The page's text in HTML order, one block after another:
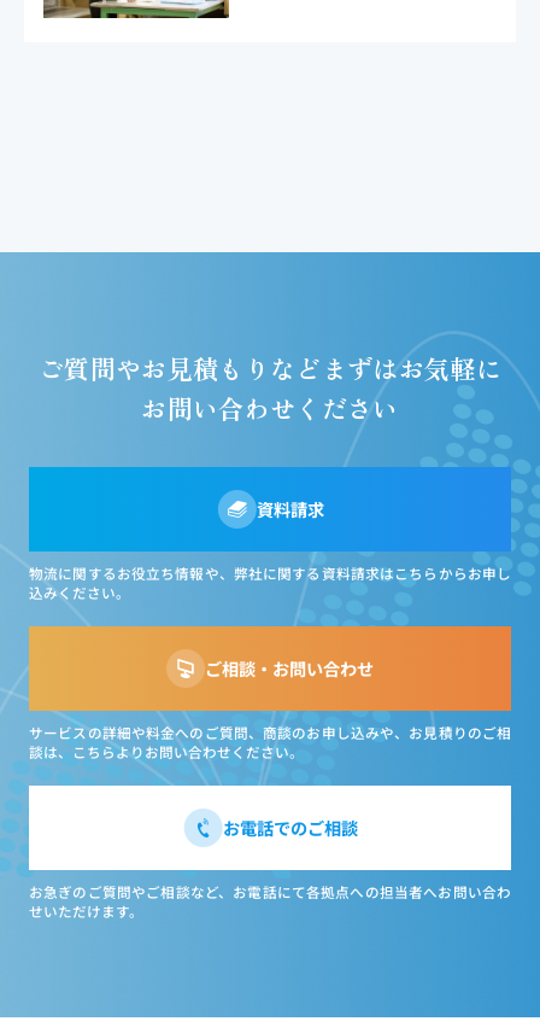
ご質問やお見積もりなど まずはお気軽に
お問い合わせください
資料請求
物流に関するお役立ち情報や、弊社に関する資料請求はこちらからお申し
込みください。
ご相談・お問い合わせ
サービスの詳細や料金へのご質問、商談のお申し込みや、お見積りのご相
談は、こちらよりお問い合わせください。
お電話でのご相談
お急ぎのご質問やご相談など、お電話にて各拠点への担当者へお問い合わ
せいただけます。